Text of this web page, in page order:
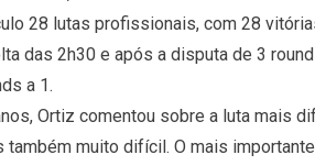
28 lutas profissionais, com 28
das 2h30 e após a disputa de 3
a 1.
Ortiz comentou sobre a luta mais
também muito difícil. O mais